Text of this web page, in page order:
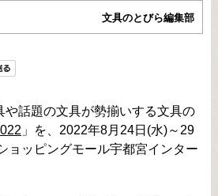
文具のとびら編集部
や話題の文具が勢揃いする文具の
」を、2022年8月24日(水)～29
ョッピングモール宇都宮インター